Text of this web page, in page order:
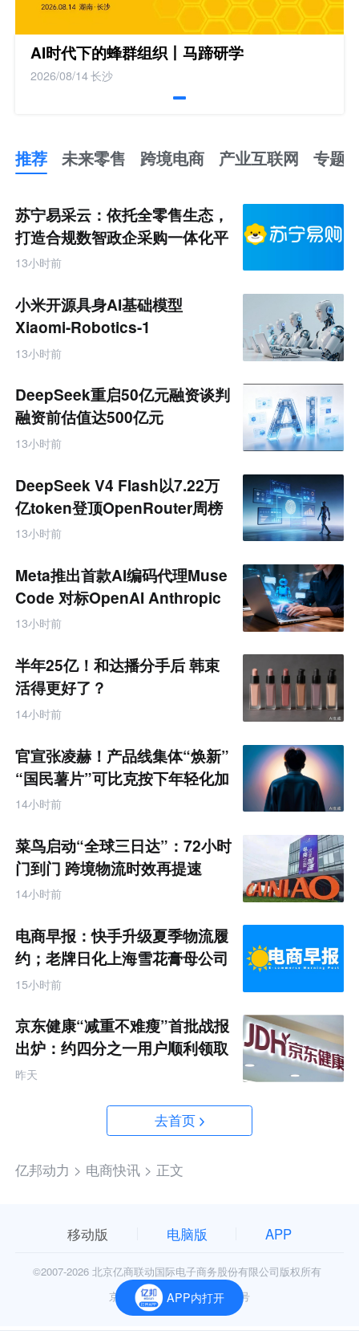
AI时代下的蜂群组织丨马蹄研学
2026/08/14长沙
推荐 未来零售 跨境电商 产业互联网 专题
未
来
零
售
跨
境
商
产
业
互
联
网
苏宁易采云：依托全零售生态，
打造合规数智政企采购一体化平
台
13小时前
小米开源具身AI基础模型
Xiaomi-Robotics-1
13小时前
DeepSeek重启50亿元融资谈判
融资前估值达500亿元
13小时前
DeepSeek V4 Flash以7.22万
亿token登顶OpenRouter周榜
13小时前
Meta推出首款AI编码代理Muse
Code 对标OpenAI Anthropic
13小时前
半年25亿！和达播分手后 韩束
活得更好了？
14小时前
官宣张凌赫！产品线集体“焕新”
“国民薯片”可比克按下年轻化加
速键
14小时前
菜鸟启动“全球三日达”：72小时
门到门 跨境物流时效再提速
14小时前
电商早报：快手升级夏季物流履
约；老牌日化上海雪花膏母公司
破产
15小时前
京东健康“减重不难瘦”首批战报
出炉：约四分之一用户顺利领取
200元挑战金
昨天
去首页
亿邦动力 > 电商快讯 > 正文
APP内打开
移动版 电脑版 APP
©2007-2026 北京亿商联动国际电子商务股份有限公司版权所有
京公网安备11010602006906号